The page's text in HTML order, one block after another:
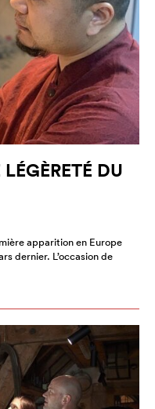
DU
apparition en Europe
dernier. L’occasion de